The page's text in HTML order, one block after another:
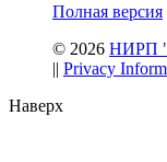
Полная версия
© 2026 НИРП
|| Privacy
Наверх